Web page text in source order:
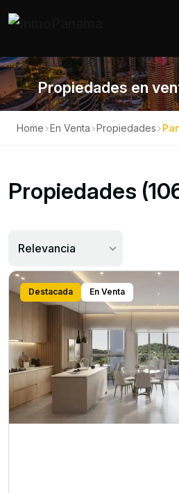
Propiedades en
Home ›En Venta ›Propiedades ›
Propiedades
Relevancia
Destacada En Venta